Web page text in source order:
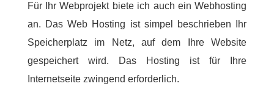
Für Ihr Webprojekt biete ich auch ein Webhosting
an. Das Web Hosting ist simpel beschrieben Ihr
Speicherplatz im Netz, auf dem Ihre Website
gespeichert wird. Das Hosting ist für Ihre
Internetseite zwingend erforderlich.